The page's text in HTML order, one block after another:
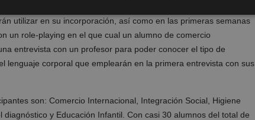
A continuación, un repaso de la actitud, curriculum, posturas,
utilizar en su incorporación, así como en las primeras semanas
un role-playing en el que cual un alumno de comercio
entrevista con un profesor para poder conocer el tipo de
lenguaje corporal que emplearán en la primera entrevista con sus
son: Comercio Internacional, Integración Social, Higiene
diagnóstico y Educación Infantil. Con casi 30 alumnos del total de